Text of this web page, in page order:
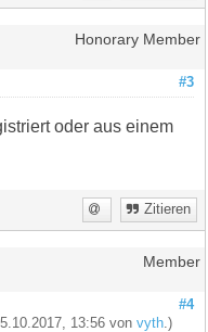
Honorary Member
#3
oder aus einem
Zitieren
Member
#4
13:56 vonvyth .)